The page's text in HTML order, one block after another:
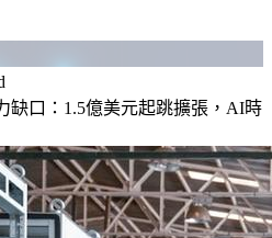
缺口：1.5億美元起跳擴張，AI時